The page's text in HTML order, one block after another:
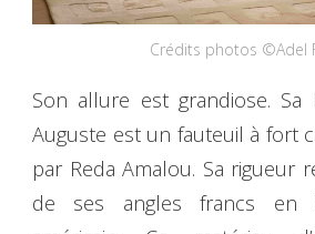
Crédits photos ©Adel
Son allure est grandiose. Sa
Auguste est un fauteuil à fort
par Reda Amalou. Sa rigueur
de ses angles francs en